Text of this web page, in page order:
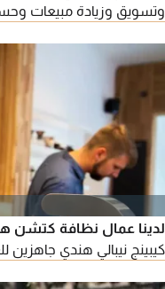
وتسويق وزيادة مبيعات
لدينا عمال نظافة كتشن
كيبينج نيبالي هندي